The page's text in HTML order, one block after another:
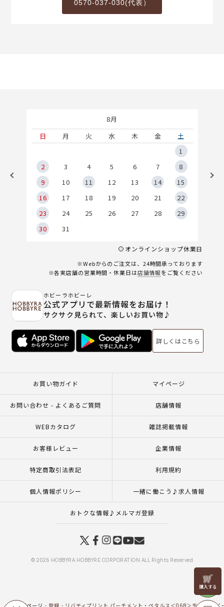
リリヤン
フェア
0570-037-030(代表）
8月
日
月 火 水 木 金
土
1
2
3 4 5 6 7
8
9
10 11 12 13 14
15
16
17 18 19 20 21
22
23
24 25 26 27 28
29
30
31
オンラインショップ休業日
※Webからのご注文は、24時間承っております
※各実店舗の営業時間・休業日は店舗情報をご覧ください
ホビーラホビーレ
公式アプリで最新情報をお届け！
サクサク見られて、楽しいお買い物♪
詳しくはこちら
お買い物ガイド マイページ
お問い合わせ - よくあるご質問 店舗情報
WEBカタログ 雑誌掲載情報
お客様レビュー 企業情報
特定商取引法表記 利用規約
個人情報ポリシー 一緒に働こう♪求人情報
おトクな情報♪メルマガ登録
© 2026 HOBBYRA HOBBYRE CORPORATION ALL Rights Reserved
トップページ 登録 リバティプリント パーチメント・ペタルス＜06B＞生地 （ホ